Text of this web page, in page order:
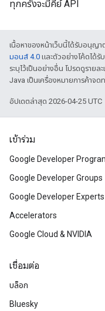
ทุกครั้งจะมีคีย์ API
เนื้อหาของหน้าเว็บนี้ได้รับอนุญา
มอนส์ 4.0 และตัวอย่างโค้ดได้รั
ระบุไว้เป็นอย่างอื่น โปรดดูรายล
Java เป็นเครื่องหมายการค้าจด
อัปเดตล่าสุด 2026-04-25 UTC
เข้าร่วม
Google Developer
Google Developer Groups
Google Developer Experts
Accelerators
Google Cloud & NVIDIA
เชื่อมต่อ
บล็อก
Bluesky